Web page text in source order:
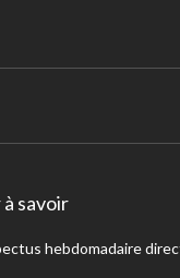
savoir
hebdomadaire